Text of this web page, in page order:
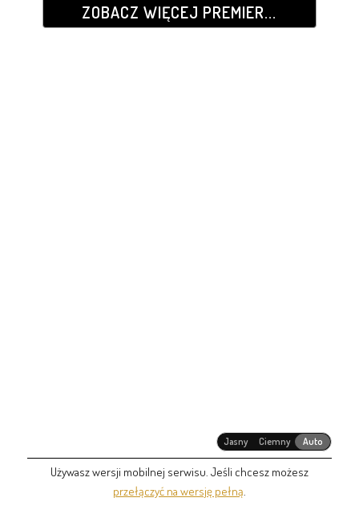
ZOBACZ WIĘCEJ PREMIER...
Jasny Ciemny Auto
Używasz wersji mobilnej serwisu. Jeśli chcesz możesz
przełączyć na wersję pełną